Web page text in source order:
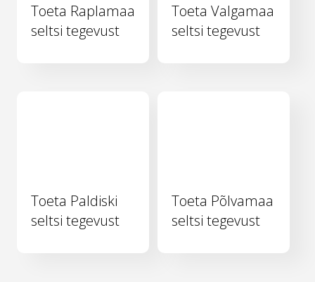
Toeta Raplamaa
seltsi tegevust
Toeta Valgamaa
seltsi tegevust
Toeta Paldiski
seltsi tegevust
Toeta Põlvamaa
seltsi tegevust